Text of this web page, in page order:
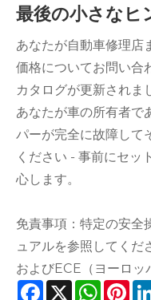
最後の小さなヒ
あなたが自動車修理店
価格についてお問い合
カタログが更新されま
あなたが車の所有者で
パーが完全に故障して
ください - 事前にセッ
心します。
免責事項：特定の安全
ュアルを参照してくだ
およびECE（ヨーロッ
Facebook
X